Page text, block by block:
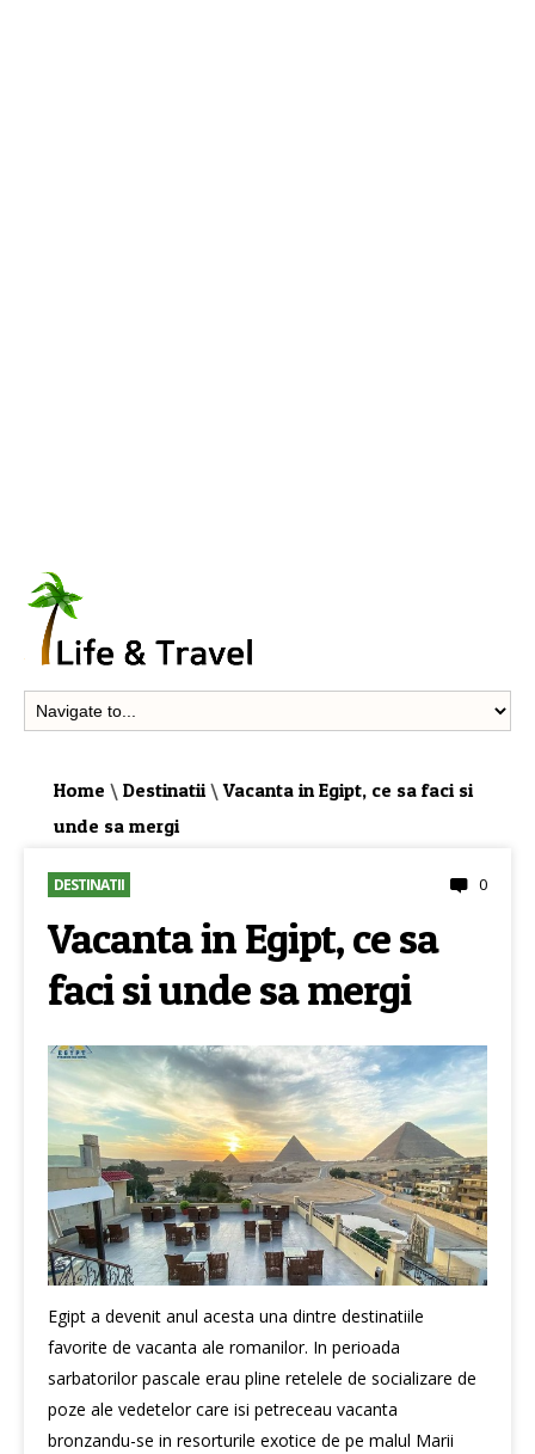
Home \ Destinatii \Vacanta in Egipt, ce sa faci si
unde sa mergi
DESTINATII 0
Vacanta in Egipt, ce sa
faci si unde sa mergi
Egipt a devenit anul acesta una dintre destinatiile
favorite de vacanta ale romanilor. In perioada
sarbatorilor pascale erau pline retelele de socializare de
poze ale vedetelor care isi petreceau vacanta
bronzandu-se in resorturile exotice de pe malul Marii